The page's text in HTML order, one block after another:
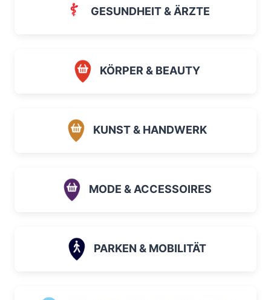
GESUNDHEIT & ÄRZTE
KÖRPER & BEAUTY
KUNST & HANDWERK
MODE & ACCESSOIRES
PARKEN & MOBILITÄT